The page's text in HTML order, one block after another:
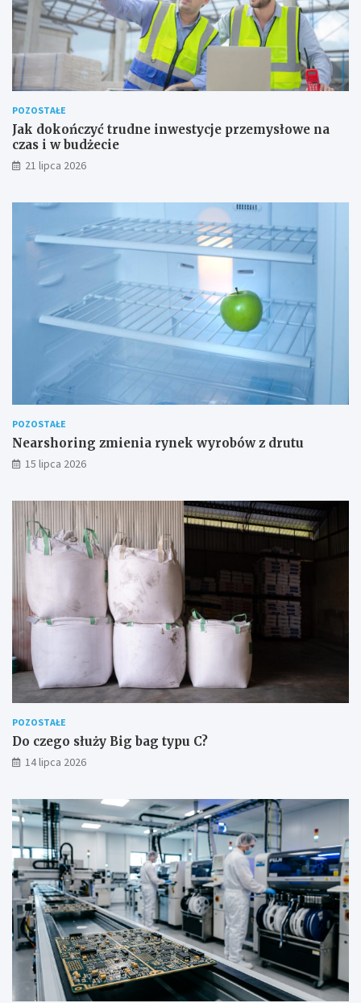
POZOSTAŁE
Jak dokończyć trudne inwestycje przemysłowe na
czas i w budżecie
21 lipca 2026
POZOSTAŁE
Nearshoring zmienia rynek wyrobów z drutu
15 lipca 2026
POZOSTAŁE
Do czego służy Big bag typu C?
14 lipca 2026